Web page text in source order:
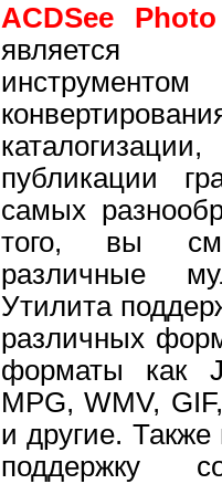
ACDSee
является
публикации
самых
того, вы
различные
Утилита
различных
форматы как
MPG, WMV,
и другие.
поддержку